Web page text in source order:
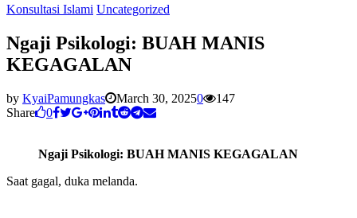
Konsultasi Islami Uncategorized
Ngaji Psikologi: BUAH MANIS
KEGAGALAN
by KyaiPamungkas March 30, 20250
147
Share
0
Ngaji Psikologi: BUAH MANIS KEGAGALAN
Saat gagal, duka melanda.